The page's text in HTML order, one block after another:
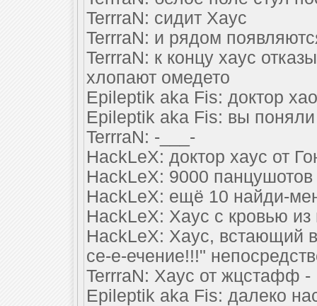
TerrraN: сидит Хаус
TerrraN: и рядом
TerrraN: к концу хаус
хлопают омедето
Epileptik aka Fis: доктор
Epileptik aka Fis: вы
TerrraN: -___-
HackLeX: доктор хаус от
HackLeX: 9000
HackLeX: ещё 10 найди-
HackLeX: Хаус с кровью из
HackLeX: Хаус, встающий
се-е-ечение!!!"
TerrraN: Хаус от жцстафф -
Epileptik aka Fis: далеко